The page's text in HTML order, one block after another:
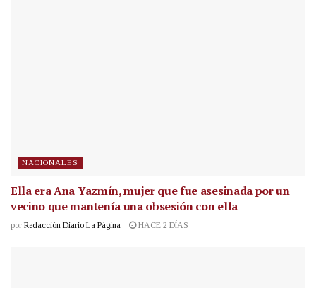
NACIONALES
Ella era Ana Yazmín, mujer que fue asesinada por un
vecino que mantenía una obsesión con ella
por Redacción Diario La Página HACE 2 DÍAS